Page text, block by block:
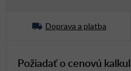
Doprava a platba
Požiadať o cenovú